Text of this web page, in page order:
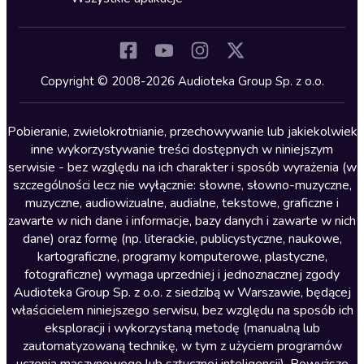
Kryminały
Lektury szkolne
Literatura anglojęzyczna
Literatura faktu
Literatura obyczajowa
Literatura piękna obca
Literatura piękna polska
Nagrania relaksacyjne
Nauka języków
Nauki humanistyczne
Podcasty i audycje
Copyright © 2008-2026 Audioteka Group Sp. z o.o.
Pobieranie, zwielokrotnianie, przechowywanie lub jakiekolwiek
inne wykorzystywanie treści dostępnych w niniejszym
serwisie - bez względu na ich charakter i sposób wyrażenia (w
szczególności lecz nie wyłącznie: słowne, słowno-muzyczne,
muzyczne, audiowizualne, audialne, tekstowe, graficzne i
zawarte w nich dane i informacje, bazy danych i zawarte w nich
dane) oraz formę (np. literackie, publicystyczne, naukowe,
kartograficzne, programy komputerowe, plastyczne,
fotograficzne) wymaga uprzedniej i jednoznacznej zgody
Audioteka Group Sp. z o.o. z siedzibą w Warszawie, będącej
właścicielem niniejszego serwisu, bez względu na sposób ich
eksploracji i wykorzystaną metodę (manualną lub
zautomatyzowaną technikę, w tym z użyciem programów